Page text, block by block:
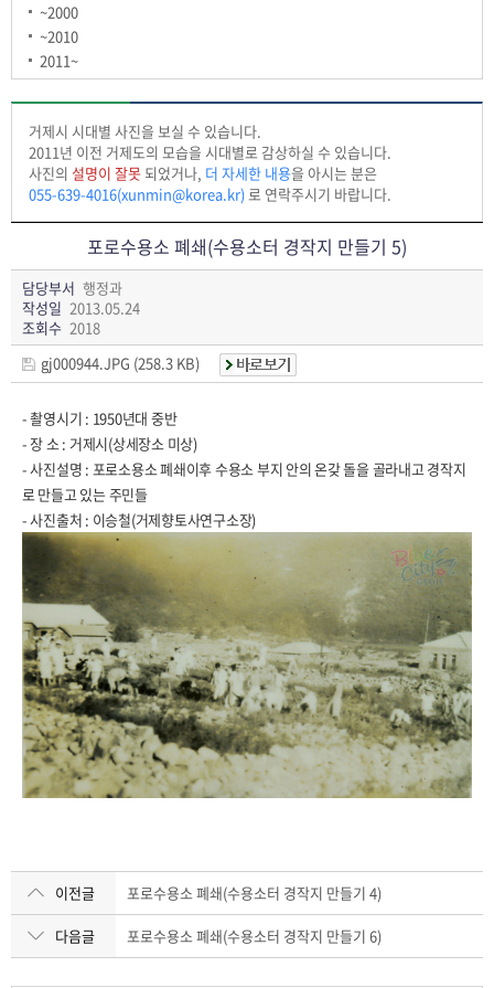
~2000
~2010
2011~
거제시 시대별 사진을 보실 수 있습니다.
2011년 이전 거제도의 모습을 시대별로 감상하실 수 있습니다.
사진의 설명이 잘못 되었거나, 더 자세한 내용을 아시는 분은
055-639-4016(xunmin@korea.kr)로 연락주시기 바랍니다.
포로수용소 폐쇄(수용소터 경작지 만들기 5)
담당부서 행정과
작성일 2013.05.24
조회수 2018
gj000944.JPG (258.3 KB)
- 촬영시기 : 1950년대 중반
- 장 소 : 거제시(상세장소 미상)
- 사진설명 : 포로소용소 폐쇄이후 수용소 부지 안의 온갖 돌을 골라내고 경작지
로 만들고 있는 주민들
- 사진출처 : 이승철(거제향토사연구소장)
이전글 포로수용소 폐쇄(수용소터 경작지 만들기 4)
다음글 포로수용소 폐쇄(수용소터 경작지 만들기 6)